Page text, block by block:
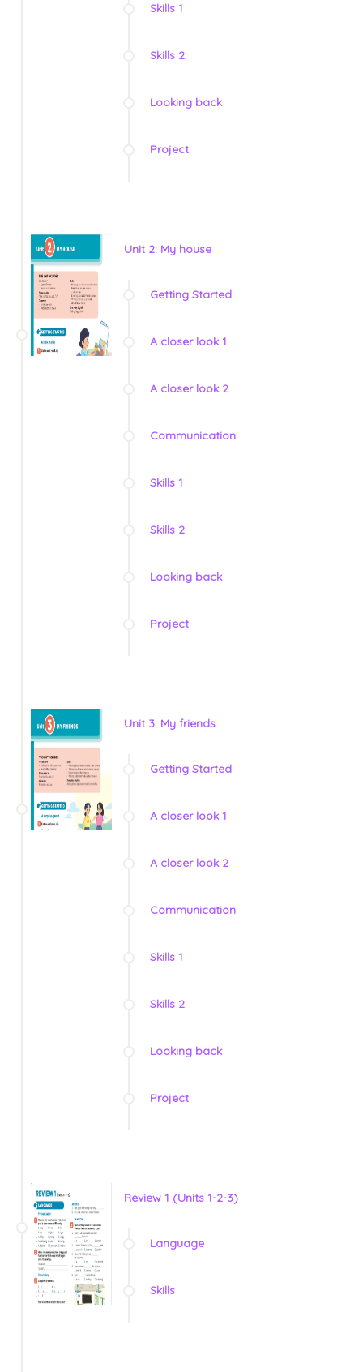
Skills 1
Skills 2
Looking back
Project
Unit 2: My house
Getting Started
A closer look 1
A closer look 2
Communication
Skills 1
Skills 2
Looking back
Project
Unit 3: My friends
Getting Started
A closer look 1
A closer look 2
Communication
Skills 1
Skills 2
Looking back
Project
Review 1 (Units 1-2-3)
Language
Skills